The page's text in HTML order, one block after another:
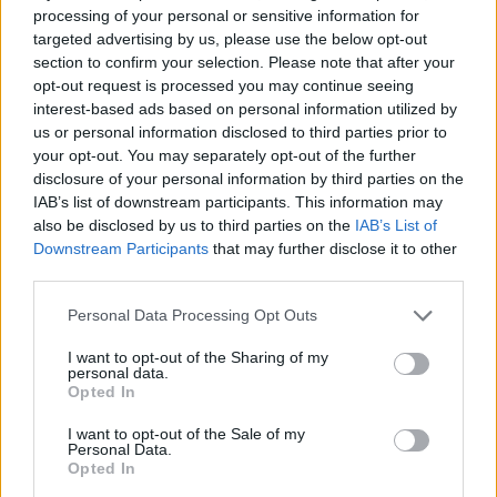
processing of your personal or sensitive information for
targeted advertising by us, please use the below opt-out
section to confirm your selection. Please note that after your
opt-out request is processed you may continue seeing
interest-based ads based on personal information utilized by
us or personal information disclosed to third parties prior to
your opt-out. You may separately opt-out of the further
disclosure of your personal information by third parties on the
IAB’s list of downstream participants. This information may
also be disclosed by us to third parties on the IAB’s List of
Downstream Participants that may further disclose it to other
Personal Data Processing Opt Outs
I want to opt-out of the Sharing of my
personal data.
Opted In
I want to opt-out of the Sale of my
Personal Data.
Opted In
gość
Wysypka
Witam, od kilku dni borykam się ze swędzeniem,
pieczeniem podczas oddawania moczu. Dziś
postanowiłam tam zerknąć i sytuacja wygląda
tak jak na zdjęciu. Czy może ktoś wie, co to
może być?
Forum:Ginekologia - specjalista radzi, dla
pacjentki
POWIĄZANE
Tematy miesiączka antykoncepcja ginekologia
Reklama: